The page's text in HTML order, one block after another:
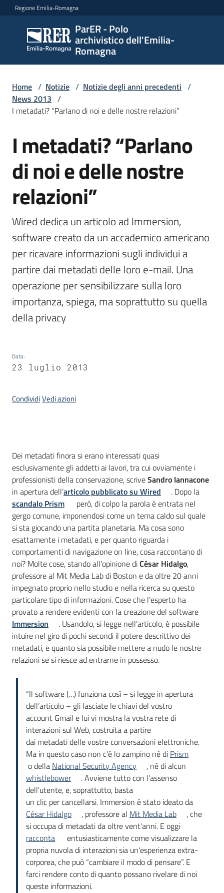
Vai al contenuto
Vai alla navigazione
Vai al footer
Regione Emilia-Romagna
ParER - Polo
archivistico dell'Emilia-
Romagna
ParER -
Polo
archivistico
Romagna
archivistico
Archivio
storico
Conservazione
Argomenti
su
Home / Notizie / Notizie degli anni precedenti /
News 2013 /
I metadati? “Parlano di noi e delle nostre relazioni”
Salta al contenuto
I metadati? “Parlano
di noi e delle nostre
relazioni”
Wired dedica un articolo ad Immersion,
software creato da un accademico americano
per ricavare informazioni sugli individui a
partire dai metadati delle loro e-mail. Una
operazione per sensibilizzare sulla loro
importanza, spiega, ma soprattutto su quella
della privacy
Data:
23 luglio 2013
CondividiVedi azioni
Introduzione
Dei metadati finora si erano interessati quasi
esclusivamente gli addetti ai lavori, tra cui ovviamente i
professionisti della conservazione, scriveSandro Iannacone
in apertura dell’articolo pubblicato su Wired
. Dopo la
scandalo Prism
però, di colpo la parola è entrata nel
gergo comune, imponendosi come un tema caldo sul quale
si sta giocando una partita planetaria. Ma cosa sono
esattamente i metadati, e per quanto riguarda i
comportamenti di navigazione on line, cosa raccontano di
noi? Molte cose, stando all’opinione diCésar Hidalgo,
professore al Mit Media Lab di Boston e da oltre 20 anni
impegnato proprio nello studio e nella ricerca su questo
particolare tipo di informazioni. Cose che l’esperto ha
provato a rendere evidenti con la creazione del software
Immersion
. Usandolo, si legge nell’articolo, è possibile
intuire nel giro di pochi secondi il potere descrittivo dei
metadati, e quanto sia possibile mettere a nudo le nostre
relazioni se si riesce ad entrarne in possesso.
“Il software (…) funziona così – si legge in apertura
dell’articolo – gli lasciate le chiavi del vostro
account Gmail e lui vi mostra la vostra rete di
interazioni sul Web, costruita a partire
dai metadati delle vostre conversazioni elettroniche.
Ma in questo caso non c'è lo zampino né di Prism
o della National Security Agency
, né di alcun
whistlebower
. Avviene tutto con l'assenso
dell'utente, e, soprattutto, basta
un clic per cancellarsi. Immersion è stato ideato da
César Hidalgo
, professore al Mit Media Lab
, che
si occupa di metadati da oltre vent'anni. E oggi
racconta
entusiasticamente come visualizzare la
propria nuvola di interazioni sia un'esperienza extra-
corporea, che può “cambiare il modo di pensare”. E
farci rendere conto di quanto possano rivelare di noi
queste informazioni.